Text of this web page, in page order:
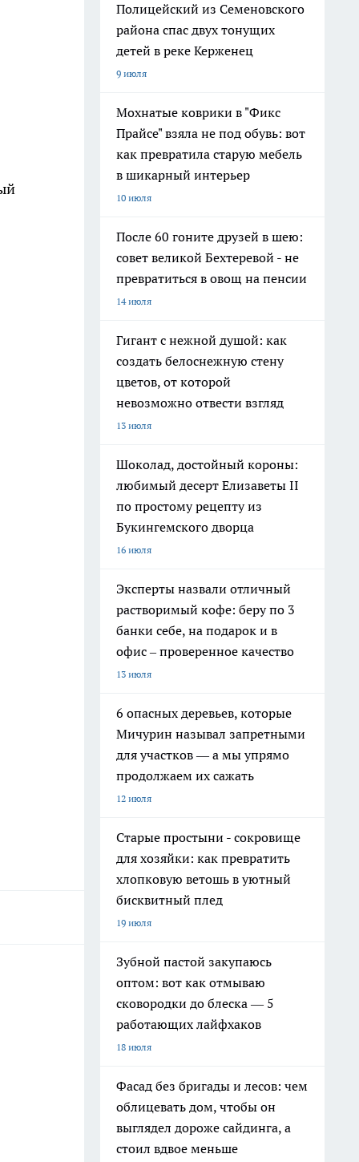
Полицейский из Семеновского
района спас двух тонущих
детей в реке Керженец
9 июля
Мохнатые коврики в "Фикс
Прайсе" взяла не под обувь: вот
как превратила старую мебель
в шикарный интерьер
10 июля
После 60 гоните друзей в шею:
совет великой Бехтеревой - не
превратиться в овощ на пенсии
14 июля
Гигант с нежной душой: как
создать белоснежную стену
цветов, от которой
невозможно отвести взгляд
13 июля
Шоколад, достойный короны:
любимый десерт Елизаветы II
по простому рецепту из
Букингемского дворца
16 июля
Эксперты назвали отличный
растворимый кофе: беру по 3
банки себе, на подарок и в
офис – проверенное качество
13 июля
6 опасных деревьев, которые
Мичурин называл запретными
для участков — а мы упрямо
продолжаем их сажать
12 июля
Старые простыни - сокровище
для хозяйки: как превратить
хлопковую ветошь в уютный
бисквитный плед
19 июля
Зубной пастой закупаюсь
оптом: вот как отмываю
сковородки до блеска — 5
работающих лайфхаков
18 июля
Фасад без бригады и лесов: чем
облицевать дом, чтобы он
выглядел дороже сайдинга, а
стоил вдвое меньше